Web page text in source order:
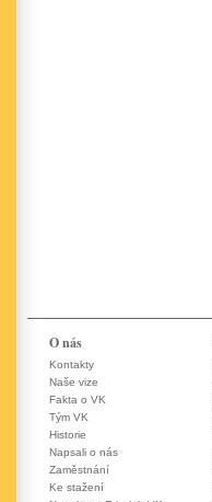
O nás
Kontakty
Naše vize
Fakta o VK
Tým VK
Historie
Napsali o nás
Zaměstnání
Ke stažení